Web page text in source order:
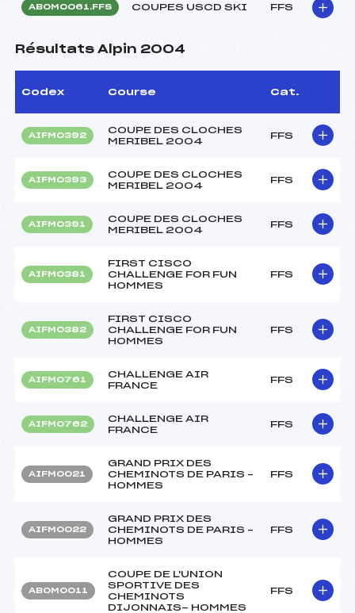
ABOM0061.FFS COUPES USCD SKI FFS
Résultats Alpin 2004
Codex Course Cat.
AIFM0392
COUPE DES CLOCHES
MERIBEL 2004
FFS
AIFM0393
COUPE DES CLOCHES
MERIBEL 2004
FFS
AIFM0391
COUPE DES CLOCHES
MERIBEL 2004
FFS
AIFM0381
FIRST CISCO
CHALLENGE FOR FUN
HOMMES
FFS
AIFM0382
FIRST CISCO
CHALLENGE FOR FUN
HOMMES
FFS
AIFM0761
CHALLENGE AIR
FRANCE
FFS
AIFM0762
CHALLENGE AIR
FRANCE
FFS
AIFM0021
GRAND PRIX DES
CHEMINOTS DE PARIS –
HOMMES
FFS
AIFM0022
GRAND PRIX DES
CHEMINOTS DE PARIS –
HOMMES
FFS
ABOM0011
COUPE DE L'UNION
SPORTIVE DES
CHEMINOTS
DIJONNAIS- HOMMES
FFS